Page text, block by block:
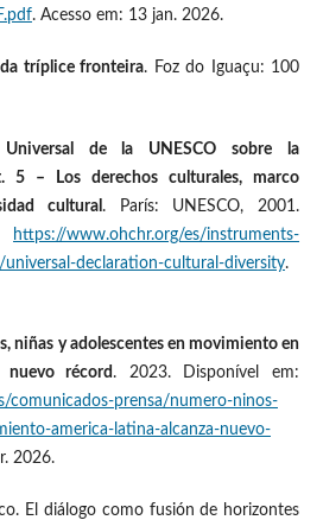
. Acesso em: 13 jan. 2026.
tríplice fronteira. Foz do Iguaçu: 100
Universal de la UNESCO sobre la
5 – Los derechos culturales, marco
cultural . París: UNESCO, 2001.
https://www.ohchr.org/es/instruments-
declaration-cultural-diversity.
niñas y adolescentes en movimiento en
nuevo récord . 2023. Disponível em:
comunicados-prensa/numero-ninos-
america-latina-alcanza-nuevo-
2026.
El diálogo como fusión de horizontes